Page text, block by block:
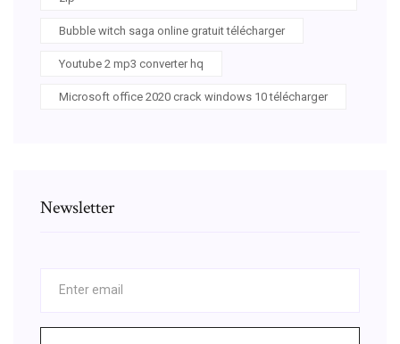
Bubble witch saga online gratuit télécharger
Youtube 2 mp3 converter hq
Microsoft office 2020 crack windows 10 télécharger
Newsletter